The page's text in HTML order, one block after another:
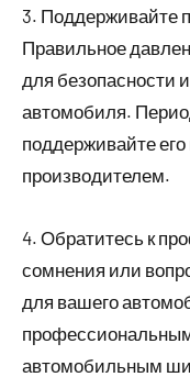
3. Поддерживайте
Правильное
для безопасности
автомобиля.
поддерживайте
производителем.
4. Обратитесь к
сомнения или
для вашего
автомобильным